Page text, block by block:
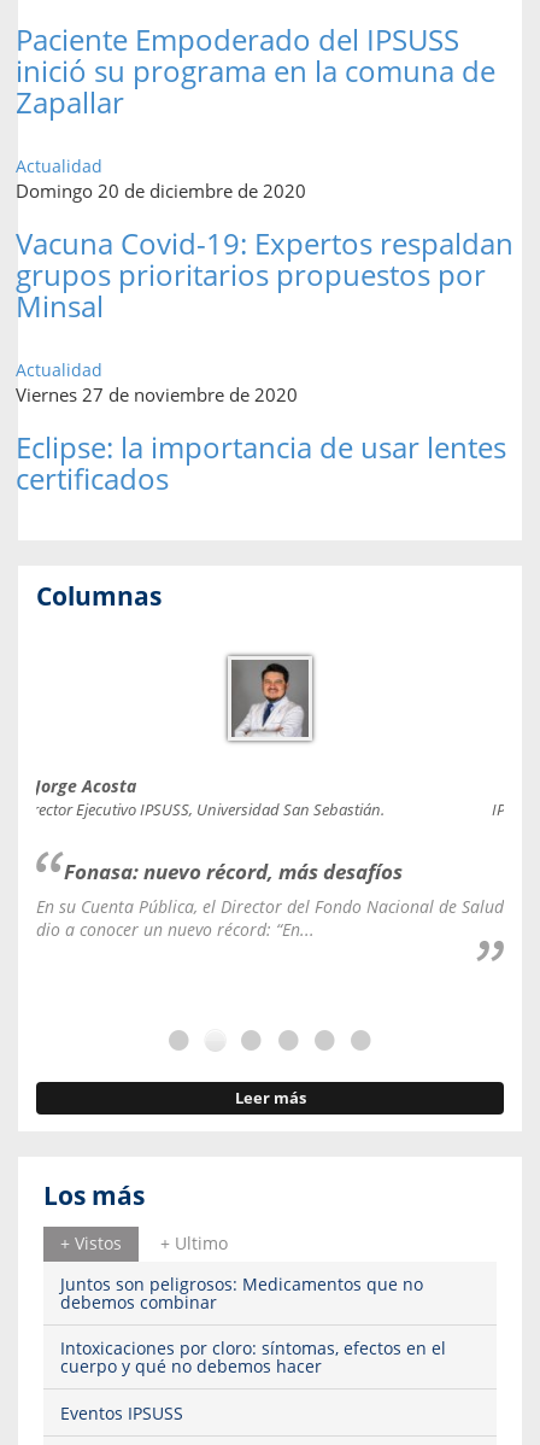
Paciente Empoderado del IPSUSS
inició su programa en la comuna de
Zapallar
Actualidad
Domingo 20 de diciembre de 2020
Vacuna Covid-19: Expertos respaldan
grupos prioritarios propuestos por
Minsal
Actualidad
Viernes 27 de noviembre de 2020
Eclipse: la importancia de usar lentes
certificados
Columnas
Jorge Acosta
Director Ejecutivo IPSUSS, Universidad San Sebastián.
Fonasa: nuevo récord, más desafíos
En su Cuenta Pública, el Director del Fondo Nacional de Salud
dio a conocer un nuevo récord: “En...
Leer más
Los más
+ Vistos
+ Ultimo
Juntos son peligrosos: Medicamentos que no
debemos combinar
Intoxicaciones por cloro: síntomas, efectos en el
cuerpo y qué no debemos hacer
Eventos IPSUSS